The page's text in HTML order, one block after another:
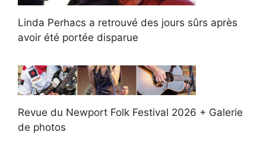
Linda Perhacs a retrouvé des jours sûrs après
avoir été portée disparue
Revue du Newport Folk Festival 2026 + Galerie
de photos